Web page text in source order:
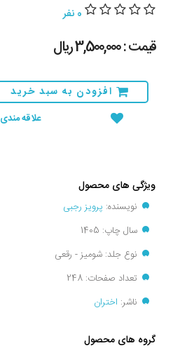
0 نفر
قیمت : 3,500,000 ريال
افزودن به سبد خرید
علاقه مندی
ویژگی های محصول
نویسنده: پرویز رجبی
سال چاپ: 1405
نوع جلد: شومیز - رقعی
تعداد صفحات: 248
ناشر: اختران
گروه های محصول